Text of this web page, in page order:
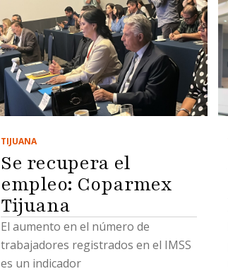
TIJUANA
Se recupera el
empleo: Coparmex
Tijuana
El aumento en el número de
trabajadores registrados en el IMSS
es un indicador